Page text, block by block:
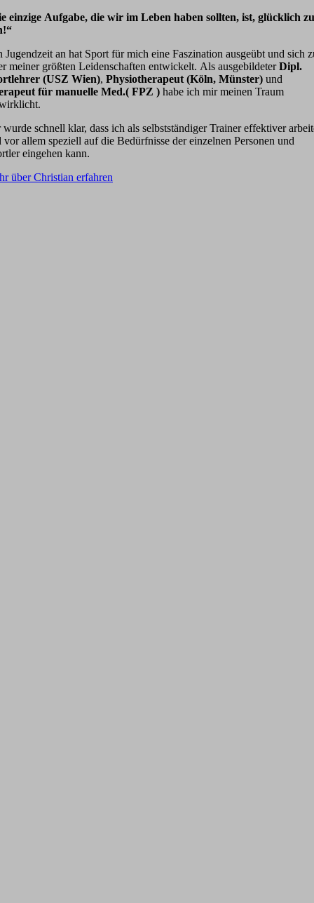
einzige Aufgabe, die wir im Leben haben sollten, ist, glücklich zu
Jugendzeit an hat Sport für mich eine Faszination ausgeübt und sich
meiner größten Leidenschaften entwickelt. Als ausgebildeterDipl.
(USZ Wien), Physiotherapeut (Köln, Münster) und
für manuelle Med.( FPZ ) habe ich mir meinen Traum
schnell klar, dass ich als selbstständiger Trainer effektiver
vor allem speziell auf die Bedürfnisse der einzelnen Personen und
eingehen kann.
über Christian erfahren